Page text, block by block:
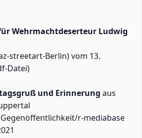
Wehrmachtdeserteur Ludwig
streetart-Berlin) vom 13.
Datei)
und Erinnerung aus
r-mediabase